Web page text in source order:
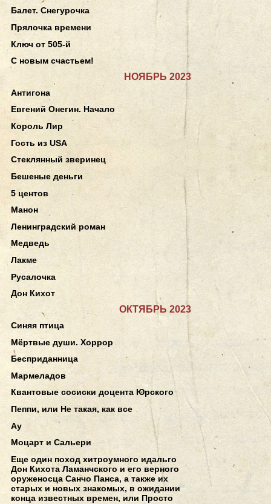
Балет. Снегурочка
Прялочка времени
Ключ от 505-й
С новым счастьем!
НОЯБРЬ 2023
Антигона
Евгений Онегин. Начало
Король Лир
Гость из USA
Стеклянный зверинец
Бешеные деньги
5 центов
Манон
Ленинградский роман
Медведь
Лакме
Русалочка
Дон Кихот
ОКТЯБРЬ 2023
Синяя птица
Мёртвые души. Хоррор
Бесприданница
Мармеладов
Квантовые сосиски доцента Юрского
Пеппи, или Не такая, как все
Ау
Моцарт и Сальери
Еще один поход хитроумного идальго
Дон Кихота Ламанчского и его верного
оруженосца Санчо Панса, а также их
старых и новых знакомых, в ожидании
конца известных времен, или Просто